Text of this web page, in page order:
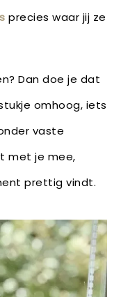
precies waar jij ze
Dan doe je dat
omhoog, iets
vaste
met je mee,
prettig vindt.